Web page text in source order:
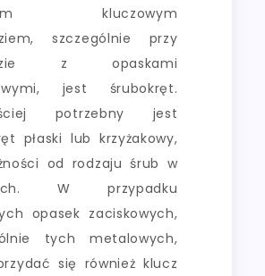
kluczowym
szczególnie przy
z opaskami
jest śrubokręt.
potrzebny jest
płaski lub krzyżakowy,
od rodzaju śrub w
W przypadku
opasek zaciskowych,
tych metalowych,
się również klucz